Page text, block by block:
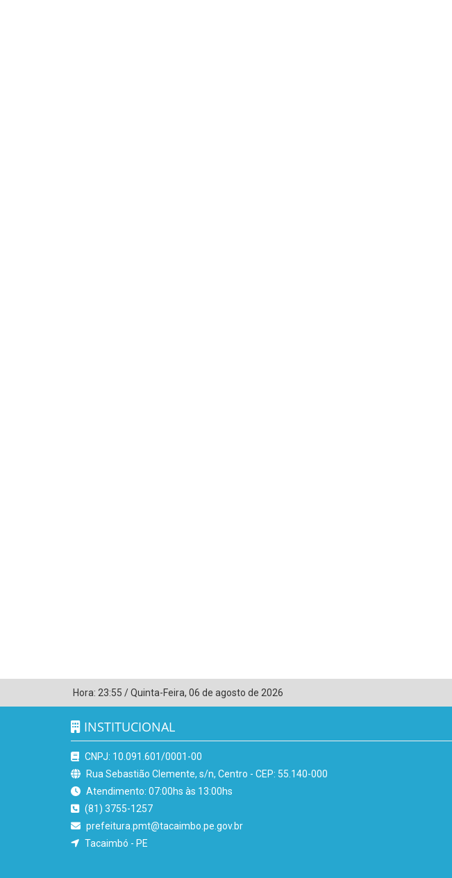
Hora: 23:55 /Quinta-Feira, 06 de agosto de 2026
INSTITUCIONAL
CNPJ: 10.091.601/0001-00
Rua Sebastião Clemente, s/n, Centro - CEP: 55.140-000
Atendimento: 07:00hs às 13:00hs
(81) 3755-1257
prefeitura.pmt@tacaimbo.pe.gov.br
Tacaimbó - PE